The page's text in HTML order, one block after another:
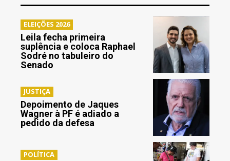
ELEIÇÕES 2026
Leila fecha primeira
suplência e coloca Raphael
Sodré no tabuleiro do
Senado
JUSTIÇA
Depoimento de Jaques
Wagner à PF é adiado a
pedido da defesa
POLÍTICA